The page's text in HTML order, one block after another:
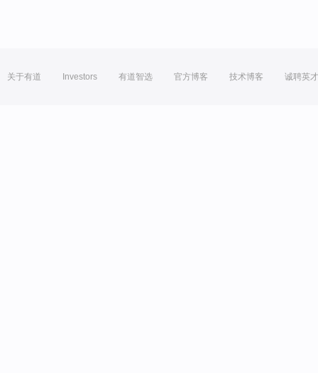
关于有道 Investors 有道智选 官方博客 技术博客 诚聘英才